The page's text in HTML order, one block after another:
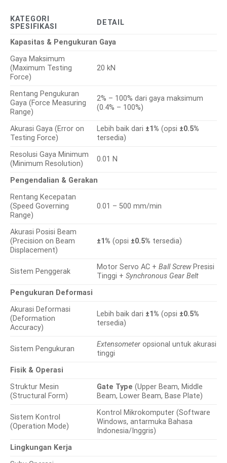
KATEGORI
SPESIFIKASI
DETAIL
Kapasitas & Pengukuran Gaya
Gaya Maksimum
(Maximum Testing
Force)
20 kN
Rentang Pengukuran
Gaya (Force Measuring
Range)
2% – 100% dari gaya maksimum
(0.4% – 100%)
Akurasi Gaya (Error on
Testing Force)
Lebih baik dari ±1% (opsi ±0.5%
tersedia)
Resolusi Gaya Minimum
(Minimum Resolution)
0.01 N
Pengendalian & Gerakan
Rentang Kecepatan
(Speed Governing
Range)
0.01 – 500 mm/min
Akurasi Posisi Beam
(Precision on Beam
Displacement)
±1% (opsi ±0.5% tersedia)
Sistem Penggerak
Motor Servo AC +Ball ScrewPresisi
Tinggi +Synchronous Gear Belt
Pengukuran Deformasi
Akurasi Deformasi
(Deformation
Accuracy)
Lebih baik dari ±1% (opsi ±0.5%
tersedia)
Sistem Pengukuran
Extensometer opsional untuk akurasi
tinggi
Fisik & Operasi
Struktur Mesin
(Structural Form)
Gate Type (Upper Beam, Middle
Beam, Lower Beam, Base Plate)
Sistem Kontrol
(Operation Mode)
Kontrol Mikrokomputer (Software
Windows, antarmuka Bahasa
Indonesia/Inggris)
Lingkungan Kerja